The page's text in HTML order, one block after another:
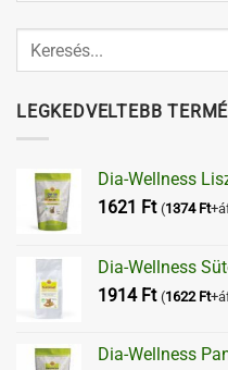
LEGKEDVELTEBB
Dia-Wellness
1621 Ft (1374 Ft
Dia-Wellness
1914 Ft (1622 Ft
Dia-Wellness